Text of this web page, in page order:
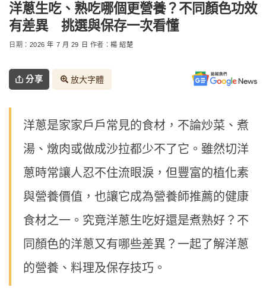
洋蔥生吃、熟吃哪個更營養？不同顏色功效
有差異 挑選與保存一次看懂
日期： 2026 年 7 月 29 日 作者：楊 紹楚
分享 放大字體
洋蔥是家家戶戶常見的食材，不論炒菜、煮
湯、燉肉或做成沙拉都少不了它。雖然切洋
蔥時常讓人忍不住流眼淚，但豐富的植化素
與營養價值，也讓它成為營養師推薦的健康
食材之一。究竟洋蔥生吃好還是煮熟好？不
同顏色的洋蔥又有哪些差異？一起了解洋蔥
的營養、料理及保存技巧。